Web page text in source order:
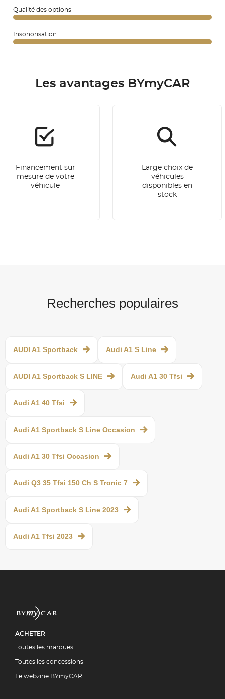
Qualité des options
Insonorisation
Les avantages BYmyCAR
Financement sur
mesure de votre
véhicule
Large choix de
véhicules
disponibles en
stock
Recherches populaires
AUDI A1 Sportback Audi A1 S Line
AUDI A1 Sportback S LINE Audi A1 30 Tfsi
Audi A1 40 Tfsi
Audi A1 Sportback S Line Occasion
Audi A1 30 Tfsi Occasion
Audi Q3 35 Tfsi 150 Ch S Tronic 7
Audi A1 Sportback S Line 2023
Audi A1 Tfsi 2023
ACHETER
Toutes les marques
Toutes les concessions
Le webzine BYmyCAR